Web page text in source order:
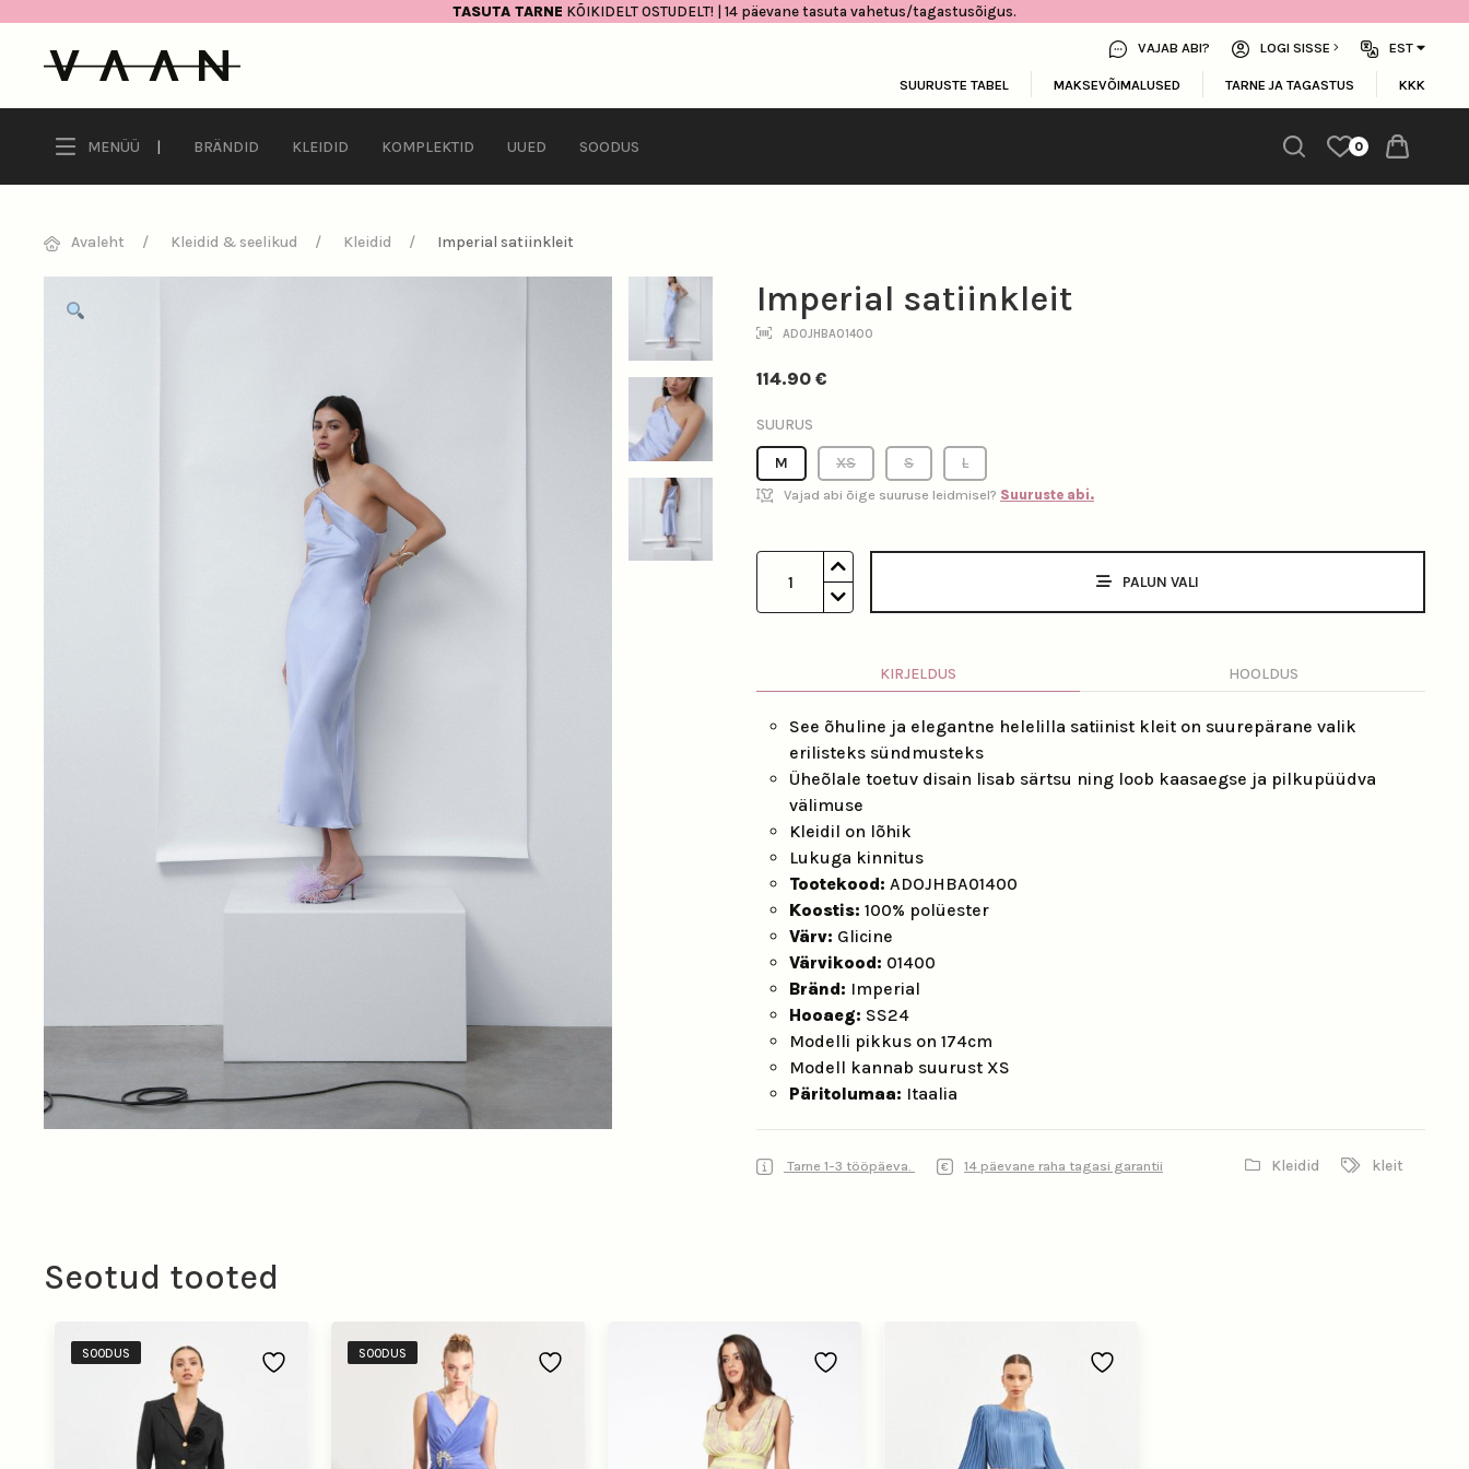
TASUTA TARNE KÕIKIDELT OSTUDELT! | 14 päevane tasuta vahetus/tagastusõigus.
VAJAB ABI? LOGI SISSE EST
SUURUSTE TABEL MAKSEVÕIMALUSED TARNE JA TAGASTUS KKK
MENÜÜ | BRÄNDID KLEIDID KOMPLEKTID UUED SOODUS 0
Avaleht Kleidid & seelikud Kleidid Imperial satiinkleit
Imperial satiinkleit
ADOJHBA01400
114.90 €
SUURUS
M XS S L
Vajad abi õige suuruse leidmisel? Suuruste abi.
1 PALUN VALI
KIRJELDUS HOOLDUS
See õhuline ja elegantne helelilla satiinist kleit on suurepärane valik
erilisteks sündmusteks
Üheõlale toetuv disain lisab särtsu ning loob kaasaegse ja pilkupüüdva
välimuse
Kleidil on lõhik
Lukuga kinnitus
Tootekood: ADOJHBA01400
Koostis: 100% polüester
Värv: Glicine
Värvikood: 01400
Bränd: Imperial
Hooaeg: SS24
Modelli pikkus on 174cm
Modell kannab suurust XS
Päritolumaa: Itaalia
Tarne 1-3 tööpäeva. 14 päevane raha tagasi garantii Kleidid kleit
Seotud tooted
SOODUS SOODUS